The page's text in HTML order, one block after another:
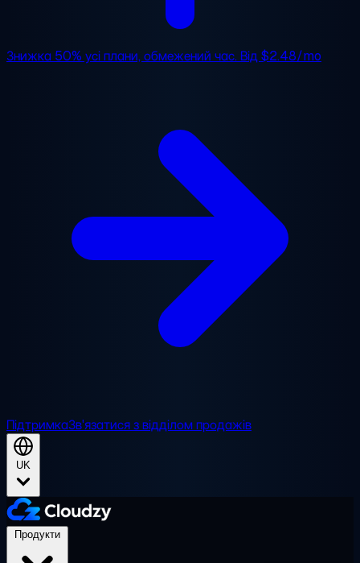
Знижка 50% усі плани, обмежений час. Від$2.48/mo
ПідтримкаЗв'язатися з відділом продажів
UK